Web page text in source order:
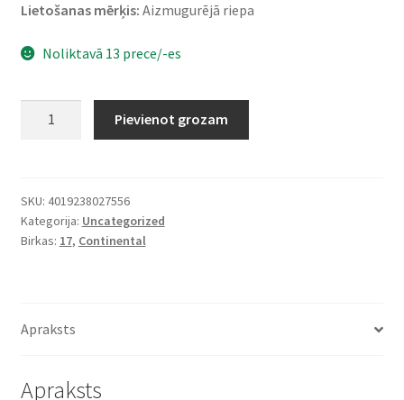
Lietošanas mērķis: Aizmugurējā riepa
Noliktavā 13 prece/-es
(M+S)
150/70
R
(aizmugurējā)
Pievienot grozam
SKU: 4019238027556
Kategorija: Uncategorized
Birkas: 17, Continental
Apraksts
Apraksts